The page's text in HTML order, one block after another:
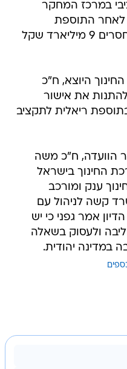
במרכז המחקר
לאחר התוספת
התקציבית למערכת החינוך חסרים 9 מיליארד שקל
היוצא, ח"כ
להתנות את אישור
ריאלית לתקציב
הוועדה, ח"כ משה
החינוך בישראל
ענק ומורכב
קשה לניהול עם
אמר גפני כי יש
הליבה ולעסוק בשאלה
במדינה יהודית.